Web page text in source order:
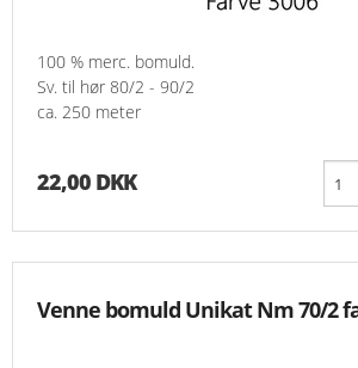
100 % merc. bomuld.
Sv. til hør 80/2 - 90/2
ca. 250 meter
22,00 DKK
Venne bomuld Unikat Nm 70/2